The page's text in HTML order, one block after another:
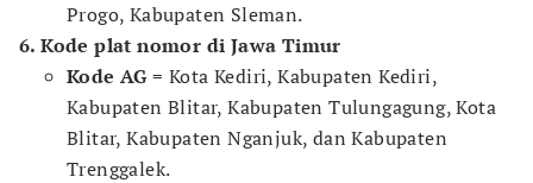
Progo, Kabupaten Sleman.
6. Kode plat nomor di Jawa Timur
Kode AG= Kota Kediri, Kabupaten Kediri,
Kabupaten Blitar, Kabupaten Tulungagung, Kota
Blitar, Kabupaten Nganjuk, dan Kabupaten
Trenggalek.